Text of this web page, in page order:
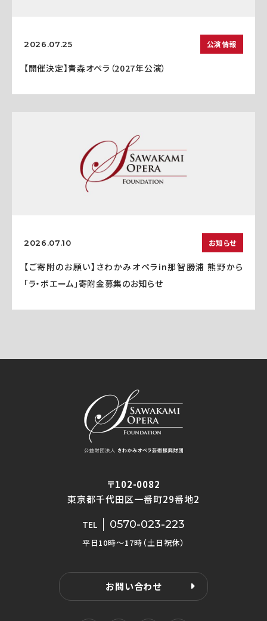
2026.07.25 公演情報
【開催決定】青森オペラ（2027年公演）
2026.07.10 お知らせ
【ご寄附のお願い】さわかみオペラin那智勝浦 熊野から
「ラ・ボエーム」寄附金募集のお知らせ
〒102-0082
東京都千代田区一番町29番地2
TEL 0570-023-223
平日10時〜17時（土日祝休）
お問い合わせ